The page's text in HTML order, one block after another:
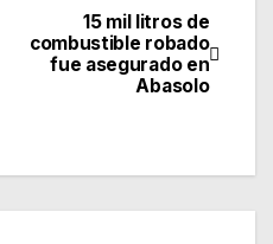
15 mil litros de
combustible robado
fue asegurado en
Abasolo